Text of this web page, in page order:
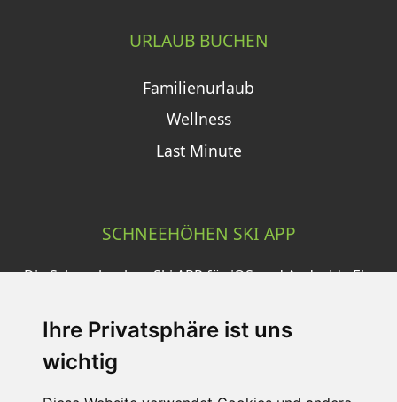
Ihre Privatsphäre ist uns
wichtig
URLAUB BUCHEN
Familienurlaub
Wellness
Last Minute
SCHNEEHÖHEN SKI APP
Die Schneehoehen Ski APP für iOS und Android - Ein